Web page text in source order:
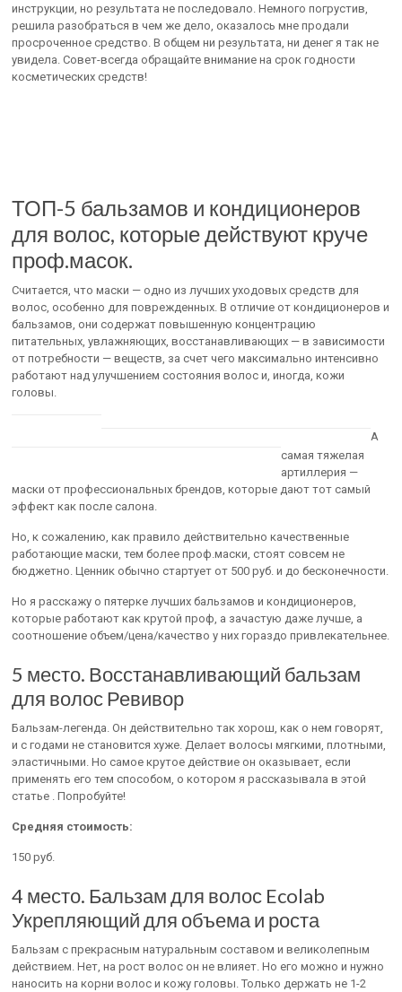
инструкции, но результата не последовало. Немного погрустив,
решила разобраться в чем же дело, оказалось мне продали
просроченное средство. В общем ни результата, ни денег я так не
увидела. Совет-всегда обращайте внимание на срок годности
косметических средств!
ТОП-5 бальзамов и кондиционеров
для волос, которые действуют круче
проф.масок.
Считается, что маски — одно из лучших уходовых средств для
волос, особенно для поврежденных. В отличие от кондиционеров и
бальзамов, они содержат повышенную концентрацию
питательных, увлажняющих, восстанавливающих — в зависимости
от потребности — веществ, за счет чего максимально интенсивно
работают над улучшением состояния волос и, иногда, кожи
головы.
А
самая тяжелая
артиллерия —
маски от профессиональных брендов, которые дают тот самый
эффект как после салона.
Но, к сожалению, как правило действительно качественные
работающие маски, тем более проф.маски, стоят совсем не
бюджетно. Ценник обычно стартует от 500 руб. и до бесконечности.
Но я расскажу о пятерке лучших бальзамов и кондиционеров,
которые работают как крутой проф, а зачастую даже лучше, а
соотношение объем/цена/качество у них гораздо привлекательнее.
5 место. Восстанавливающий бальзам
для волос Ревивор
Бальзам-легенда. Он действительно так хорош, как о нем говорят,
и с годами не становится хуже. Делает волосы мягкими, плотными,
эластичными. Но самое крутое действие он оказывает, если
применять его тем способом, о котором я рассказывала в этой
статье . Попробуйте!
Средняя стоимость:
150 руб.
4 место. Бальзам для волос Ecolab
Укрепляющий для объема и роста
Бальзам с прекрасным натуральным составом и великолепным
действием. Нет, на рост волос он не влияет. Но его можно и нужно
наносить на корни волос и кожу головы. Только держать не 1-2